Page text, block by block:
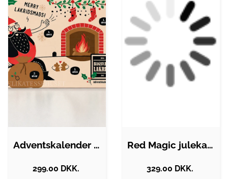
Adventskalender fra Bagsværd Lakrids…
299.00 DKK.
Red Magic julekalender m/ chokolade,…
329.00 DKK.